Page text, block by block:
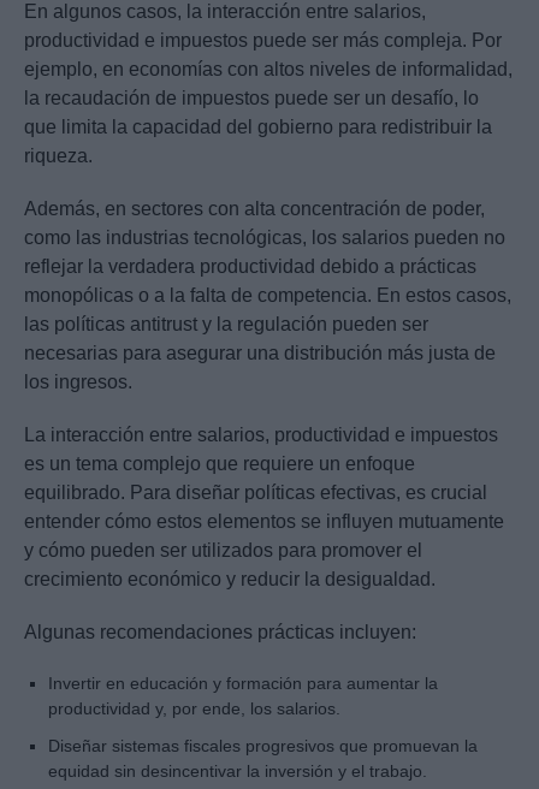
En algunos casos, la interacción entre salarios,
productividad e impuestos puede ser más compleja. Por
ejemplo, en economías con altos niveles de informalidad,
la recaudación de impuestos puede ser un desafío, lo
que limita la capacidad del gobierno para redistribuir la
riqueza.
Además, en sectores con alta concentración de poder,
como las industrias tecnológicas, los salarios pueden no
reflejar la verdadera productividad debido a prácticas
monopólicas o a la falta de competencia. En estos casos,
las políticas antitrust y la regulación pueden ser
necesarias para asegurar una distribución más justa de
los ingresos.
La interacción entre salarios, productividad e impuestos
es un tema complejo que requiere un enfoque
equilibrado. Para diseñar políticas efectivas, es crucial
entender cómo estos elementos se influyen mutuamente
y cómo pueden ser utilizados para promover el
crecimiento económico y reducir la desigualdad.
Algunas recomendaciones prácticas incluyen:
Invertir en educación y formación para aumentar la
productividad y, por ende, los salarios.
Diseñar sistemas fiscales progresivos que promuevan la
equidad sin desincentivar la inversión y el trabajo.